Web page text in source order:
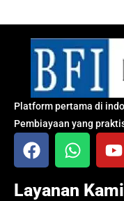
Platform pertama di
Pembiayaan yang
Layanan Kami